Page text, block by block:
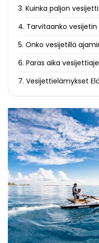
3. Kuinka paljon
4. Tarvitaanko
5. Onko vesijetillä
6. Paras aika
7. Vesijettielämykset